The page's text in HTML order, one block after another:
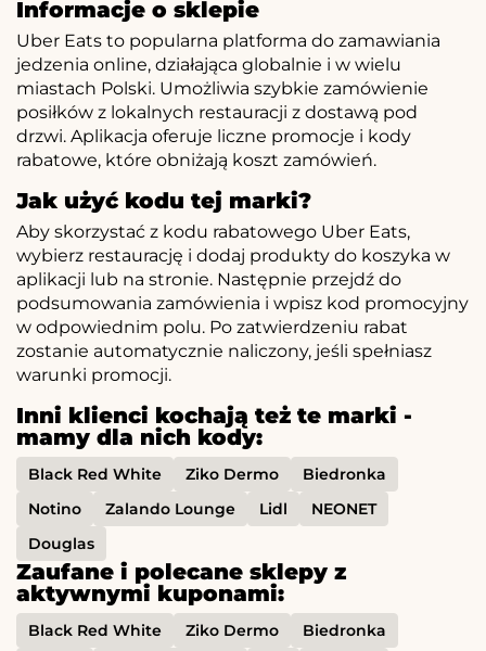
Informacje o sklepie
Uber Eats to popularna platforma do zamawiania
jedzenia online, działająca globalnie i w wielu
miastach Polski. Umożliwia szybkie zamówienie
posiłków z lokalnych restauracji z dostawą pod
drzwi. Aplikacja oferuje liczne promocje i kody
rabatowe, które obniżają koszt zamówień.
Jak użyć kodu tej marki?
Aby skorzystać z kodu rabatowego Uber Eats,
wybierz restaurację i dodaj produkty do koszyka w
aplikacji lub na stronie. Następnie przejdź do
podsumowania zamówienia i wpisz kod promocyjny
w odpowiednim polu. Po zatwierdzeniu rabat
zostanie automatycznie naliczony, jeśli spełniasz
warunki promocji.
Inni klienci kochają też te marki -
mamy dla nich kody:
Black Red White Ziko Dermo
Biedronka
Notino
Zalando Lounge Lidl
NEONET
Douglas
Zaufane i polecane sklepy z
aktywnymi kuponami:
Black Red White Ziko Dermo
Biedronka